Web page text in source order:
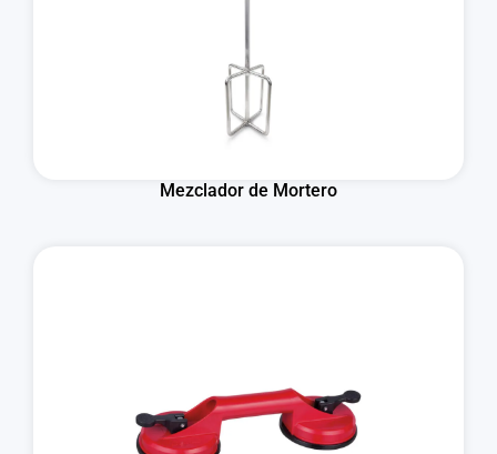
Mezclador de Mortero